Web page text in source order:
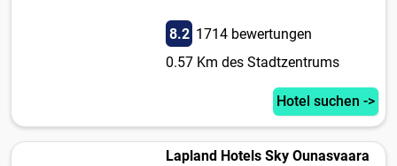
8.2 1714 bewertungen
0.57 Km des Stadtzentrums
Hotel suchen ->
Lapland Hotels Sky Ounasvaara